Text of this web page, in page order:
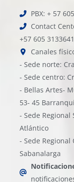
PBX: + 57
Contact
+57 605
Canales
- Sede norte:
- Sede centro:
- Bellas Artes-
53- 45
- Sede Regional
Atlántico
- Sede Regional
Sabanalarga